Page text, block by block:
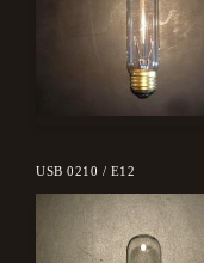
USB 0210 / E12